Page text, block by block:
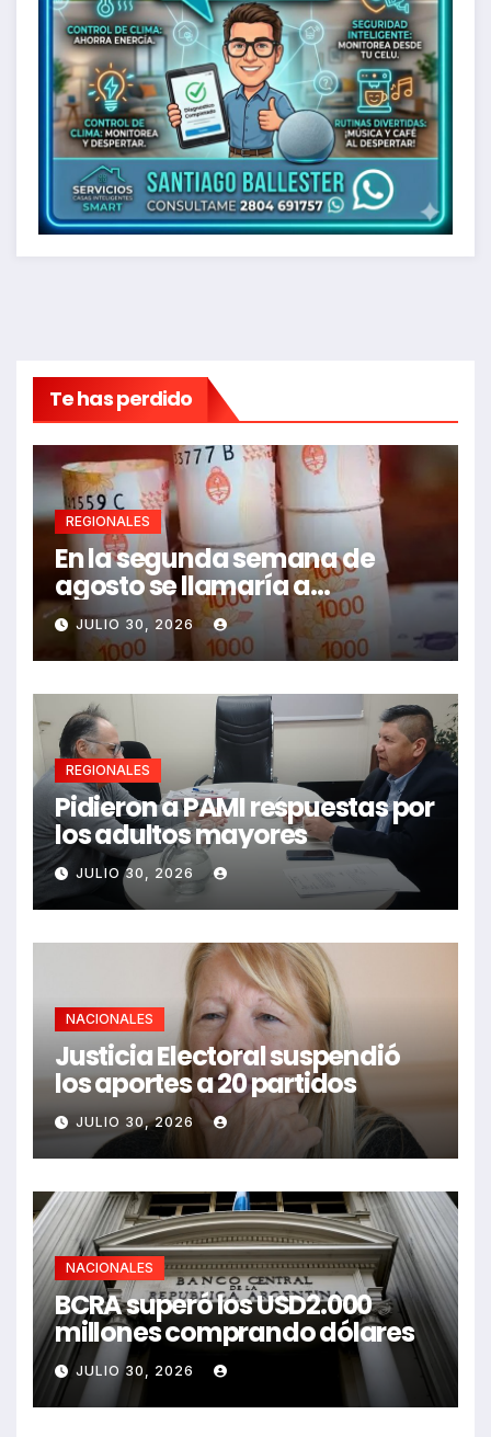
Te has perdido
REGIONALES
En la segunda semana de
agosto se llamaría a
paritarias
JULIO 30, 2026
REGIONALES
Pidieron a PAMI respuestas por
los adultos mayores
JULIO 30, 2026
NACIONALES
Justicia Electoral suspendió
los aportes a 20 partidos
JULIO 30, 2026
NACIONALES
BCRA superó los USD2.000
millones comprando dólares
JULIO 30, 2026